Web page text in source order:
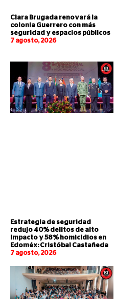
Clara Brugada renovará la
colonia Guerrero con más
seguridad y espacios públicos
7 agosto, 2026
Estrategia de seguridad
redujo 40% delitos de alto
impacto y 58% homicidios en
Edoméx: Cristóbal Castañeda
7 agosto, 2026